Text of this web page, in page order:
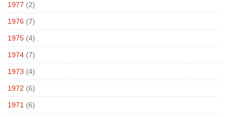
1977 (2)
1976 (7)
1975 (4)
1974 (7)
1973 (4)
1972 (6)
1971 (6)